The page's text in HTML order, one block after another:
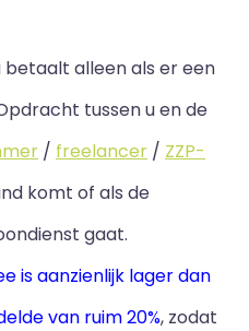
betaalt alleen als er een
tussen u en de
/ freelancer / ZZP-
komt of als de
gaat.
is aanzienlijk lager dan
van ruim 20%, zodat